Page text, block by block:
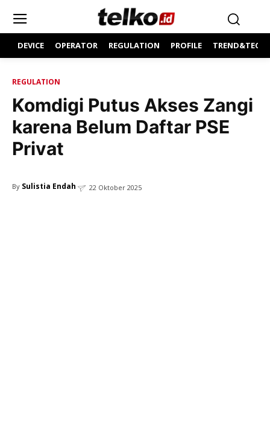
DEVICE OPERATOR REGULATION PROFILE
REGULATION
Komdigi Putus Akses Zangi
karena Belum Daftar PSE
Privat
By Sulistia Endah 22 Oktober 2025